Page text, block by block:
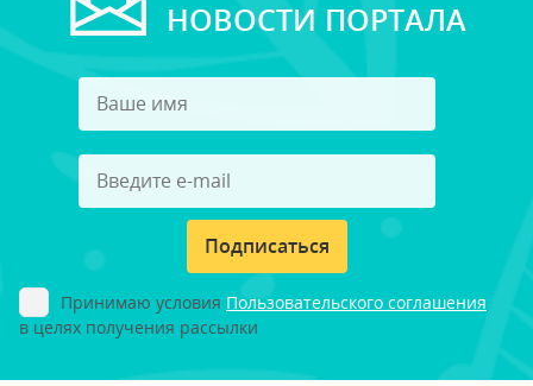
НОВОСТИ ПОРТАЛА
Подписаться
Принимаю условия Пользовательского соглашения
в целях получения рассылки